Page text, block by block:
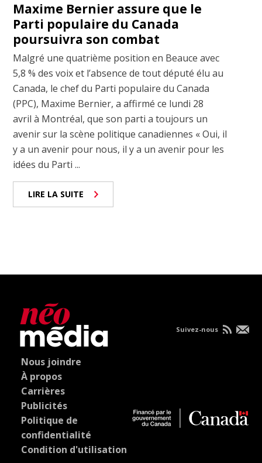
Maxime Bernier assure que le
Parti populaire du Canada
poursuivra son combat
Malgré une quatrième position en Beauce avec
5,8 % des voix et l’absence de tout député élu au
Canada, le chef du Parti populaire du Canada
(PPC), Maxime Bernier, a affirmé ce lundi 28
avril à Montréal, que son parti a toujours un
avenir sur la scène politique canadiennes « Oui, il
y a un avenir pour nous, il y a un avenir pour les
idées du Parti ...
LIRE LA SUITE
Nous joindre
À propos
Carrières
Publicités
Politique de
confidentialité
Condition d'utilisation
Suivez-nous